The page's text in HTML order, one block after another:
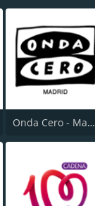
Onda Cero - Madrid